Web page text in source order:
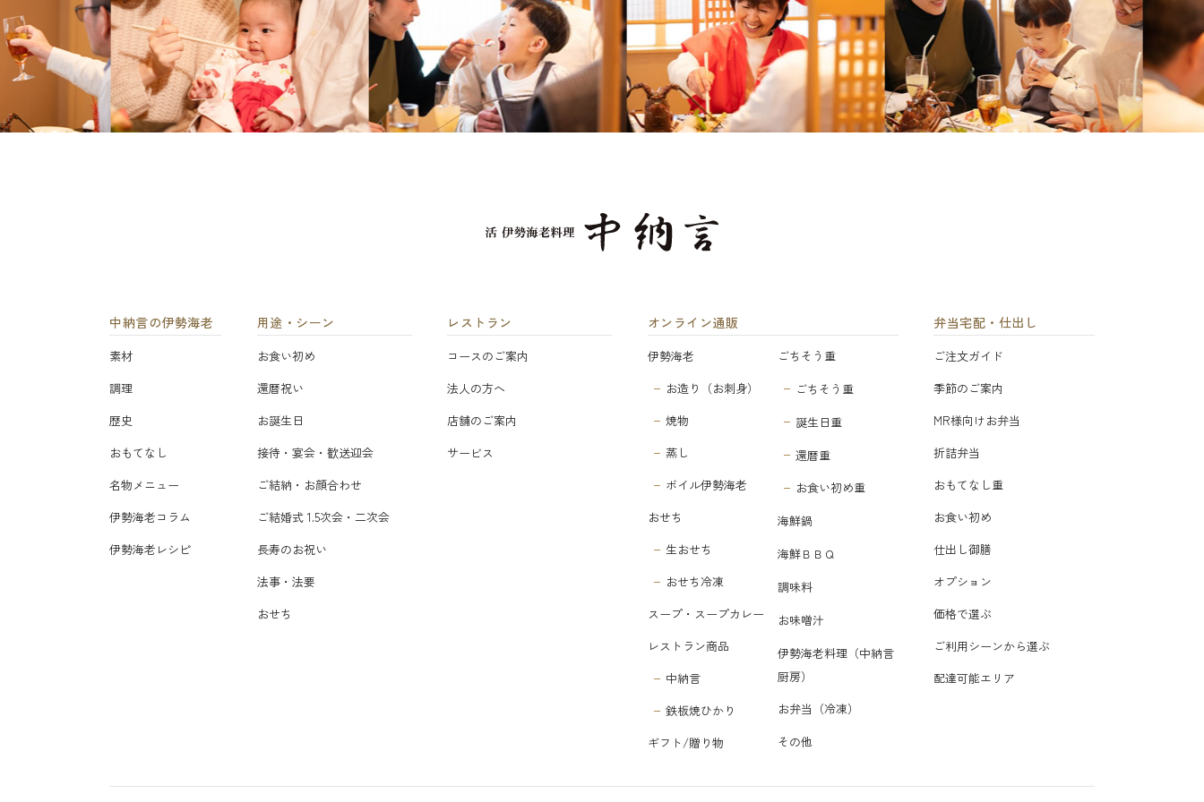
中納言の伊勢海老
素材
調理
歴史
おもてなし
名物メニュー
伊勢海老コラム
伊勢海老レシピ
用途・シーン
お食い初め
還暦祝い
お誕生日
接待・宴会・歓送迎会
ご結納・お顔合わせ
ご結婚式 1.5次会・二次会
長寿のお祝い
法事・法要
おせち
レストラン
コースのご案内
法人の方へ
店舗のご案内
サービス
オンライン通販
伊勢海老
お造り（お刺身）
焼物
蒸し
ボイル伊勢海老
おせち
生おせち
おせち冷凍
スープ・スープカレー
レストラン商品
中納言
鉄板焼ひかり
ギフト/贈り物
ごちそう重
ごちそう重
誕生日重
還暦重
お食い初め重
海鮮鍋
海鮮ＢＢＱ
調味料
お味噌汁
伊勢海老料理（中納言
厨房）
お弁当（冷凍）
その他
弁当宅配・仕出し
ご注文ガイド
季節のご案内
MR様向けお弁当
折詰弁当
おもてなし重
お食い初め
仕出し御膳
オプション
価格で選ぶ
ご利用シーンから選ぶ
配達可能エリア